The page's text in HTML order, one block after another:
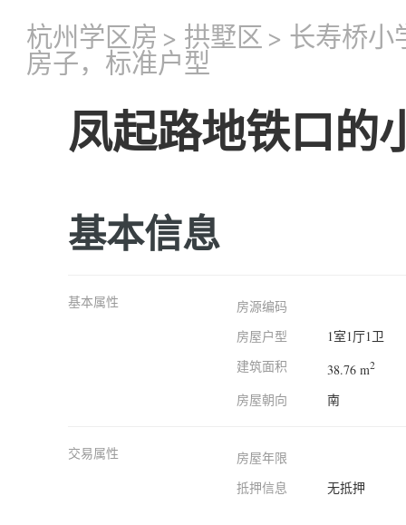
杭州学区房 > 拱墅区 > 长寿桥小
房子，标准户型
凤起路地铁口的
基本信息
基本属性
房源编码
房屋户型
1室1厅1卫
建筑面积
38.76 m2
房屋朝向 南
交易属性
房屋年限
抵押信息
无抵押